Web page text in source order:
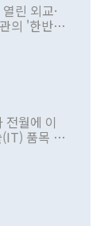
린 외교·
의 '한반도
겠다고 공
안 정 장
통령과 유
다. 정 장
지고 있
월에 이
품목 수